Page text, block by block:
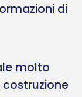
di
molto
costruzione